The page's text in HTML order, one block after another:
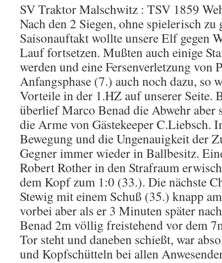
SV Traktor Malschwitz : TSV 1859
Nach den 2 Siegen, ohne spielerisch zu
Saisonauftakt wollte unsere Elf gegen
Lauf fortsetzen. Mußten auch einige
werden und eine Fersenverletzung von
Anfangsphase (7.) auch noch dazu, so
Vorteile in der 1.HZ auf unserer Seite.
überlief Marco Benad die Abwehr
die Arme von Gästekeeper C.Liebsch.
Bewegung und die Ungenauigkeit der
Gegner immer wieder in Ballbesitz.
Robert Rother in den Strafraum
dem Kopf zum 1:0 (33.). Die nächste
Stewig mit einem Schuß (35.) knapp
vorbei aber als er 3 Minuten später
Benad 2m völlig freistehend vor dem
Tor steht und daneben schießt, war
und Kopfschütteln bei allen